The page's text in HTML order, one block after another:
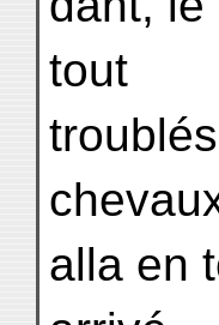
tout
alla en